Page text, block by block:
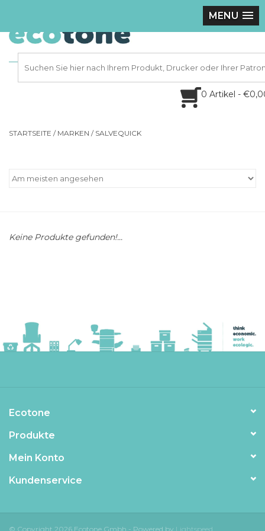
MENU
0 Artikel -
STARTSEITE / MARKEN / SALVEQUICK
Keine Produkte gefunden!...
Ecotone
Produkte
Mein Konto
Kundenservice
© Copyright 2026 Ecotone Gmbh - Powered by Lightspeed